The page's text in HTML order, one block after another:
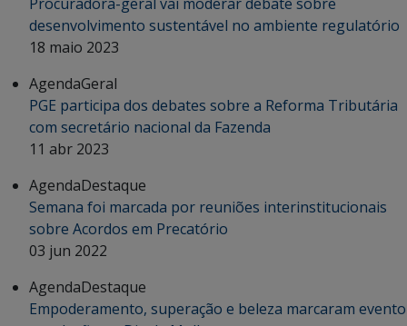
desenvolvimento sustentável no ambiente regulatório
18 maio 2023
AgendaGeral
PGE participa dos debates sobre a Reforma Tributária
com secretário nacional da Fazenda
11 abr 2023
AgendaDestaque
Semana foi marcada por reuniões interinstitucionais
sobre Acordos em Precatório
03 jun 2022
AgendaDestaque
Empoderamento, superação e beleza marcaram evento